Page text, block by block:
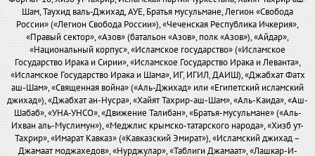
Шам, Таухид валь-Джихад, АУЕ, Братья мусульмане, Легион «Свобода
России» («Легион Свобода России»), «Чеченская Республика Ичкерия»,
«Правый сектор», «Азов» (батальон «Азов», полк «Азов»), «Айдар»,
«Национальный корпус», «Исламское государство» («Исламское
Государство Ирака и Сирии», «Исламское Государство Ирака и Леванта»,
«Исламское Государство Ирака и Шама», ИГ, ИГИЛ, ДАИШ), «Джабхат Фатх
аш-Шам», «Священная война» («Аль-Джихад» или «Египетский исламский
джихад»), «Джабхат ан-Нусра», «Хайят Тахрир-аш-Шам», «Аль-Каида», «Аш-
Шабаб», «УНА-УНСО», «Движение Талибан», «Братья-мусульмане» («Аль-
Ихван аль-Муслимун»), «Меджлис крымско-татарского народа», «Хизб ут-
Тахрир», «Имарат Кавказ» («Кавказский Эмират»), «Исламский джихад –
Джамаат моджахедов», «Нурджулар», «Таблиги Джамаат», «Лашкар-И-